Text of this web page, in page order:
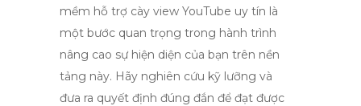
mềm hỗ trợ cày view YouTube uy tín là
một bước quan trọng trong hành trình
nâng cao sự hiện diện của bạn trên nền
tảng này. Hãy nghiên cứu kỹ lưỡng và
đưa ra quyết định đúng đắn để đạt được